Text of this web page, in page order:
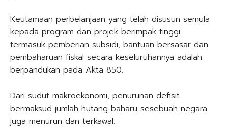
Keutamaan perbelanjaan yang telah disusun semula
kepada program dan projek berimpak tinggi
termasuk pemberian subsidi, bantuan bersasar dan
pembaharuan fiskal secara keseluruhannya adalah
berpandukan pada Akta 850.
Dari sudut makroekonomi, penurunan defisit
bermaksud jumlah hutang baharu sesebuah negara
juga menurun dan terkawal.